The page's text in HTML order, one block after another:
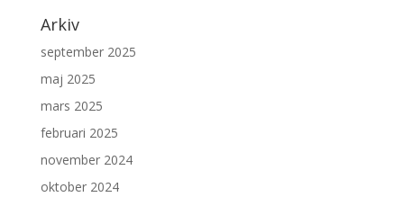
Arkiv
september 2025
maj 2025
mars 2025
februari 2025
november 2024
oktober 2024